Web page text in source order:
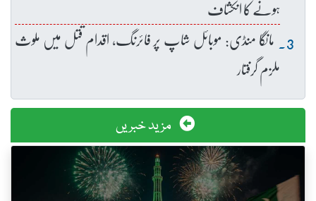
ہونے کا انکشاف
مانگا منڈی: موبائل شاپ پر فائرنگ، اقدام قتل میں ملوث
ملزم گرفتار
مزید خبریں